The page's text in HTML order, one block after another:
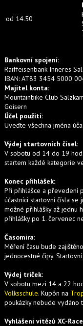
od 14.50
Bankovní spojení:
Raiffeisenbank Inneres
IBAN: AT83 3454 5000
Majitel konta:
Mountainbike Club
Goisern
Účel použití:
Uveďte všechna jména
Výdej startovních čísel:
V sobotu od 14 do 19
startem každé kategorie
Konec přihlášek:
Při přihlášce a převedení
účastníci startovní čísla se
možné přihlášky až jednu
přihlášky po 1. červenec
Časomíra:
Měření času bude
jednocestné čipy.
Výdej triček:
V sobotu mezi 14 a 22
Volksschule. Kupón na
poukázky nebude vydáno
Vyhlášení vítězů XC-